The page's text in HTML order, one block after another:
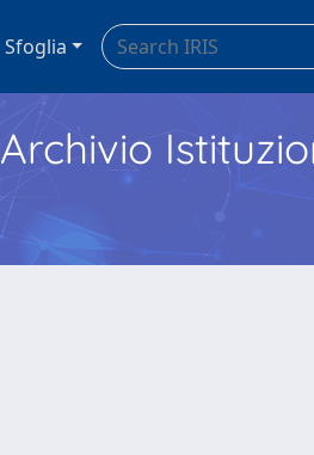
Sfoglia
Archivio